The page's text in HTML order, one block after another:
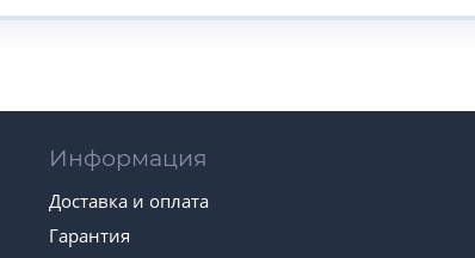
Информация
Доставка и оплата
Гарантия